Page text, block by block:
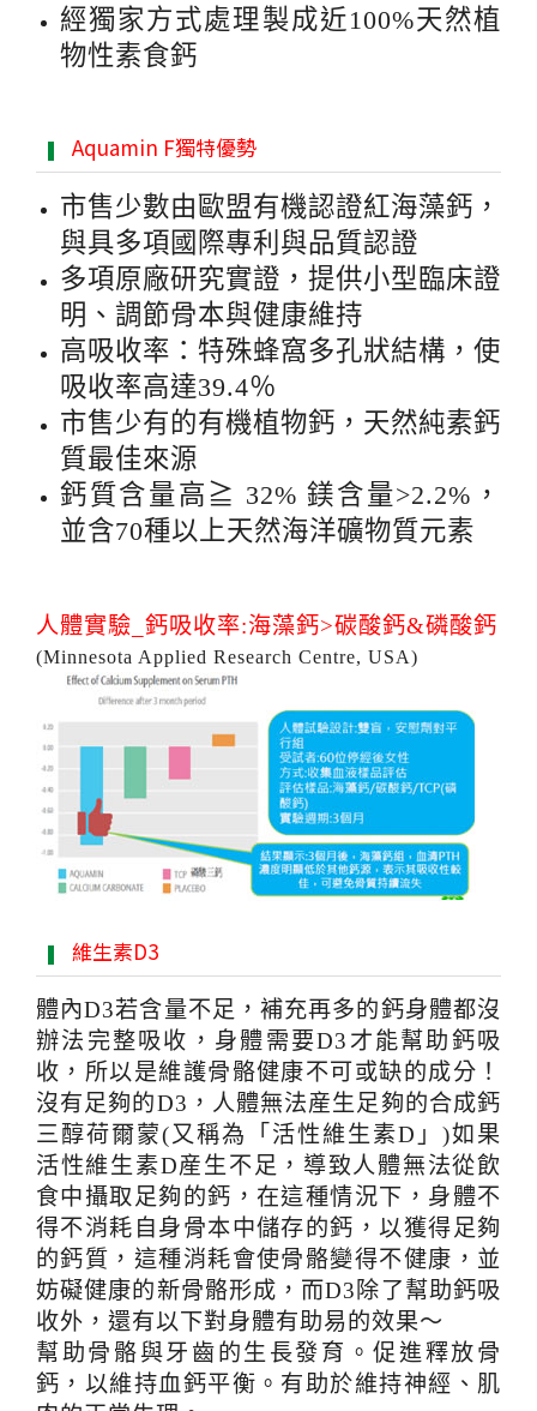
經獨家方式處理製成近100%天然植
物性素食鈣
Aquamin F獨特優勢
市售少數由歐盟有機認證紅海藻鈣，
與具多項國際專利與品質認證
多項原廠研究實證，提供小型臨床證
明、調節骨本與健康維持
高吸收率：特殊蜂窩多孔狀結構，使
吸收率高達39.4％
市售少有的有機植物鈣，天然純素鈣
質最佳來源
鈣質含量高≧ 32% 鎂含量>2.2%，
並含70種以上天然海洋礦物質元素
人體實驗_鈣吸收率:海藻鈣>碳酸鈣&磷酸鈣
(Minnesota Applied Research Centre, USA)
維生素D3
體內D3若含量不足，補充再多的鈣身體都沒
辦法完整吸收，身體需要D3才能幫助鈣吸
收，所以是維護骨骼健康不可或缺的成分！
沒有足夠的D3，人體無法産生足夠的合成鈣
三醇荷爾蒙(又稱為「活性維生素D」)如果
活性維生素D産生不足，導致人體無法從飲
食中攝取足夠的鈣，在這種情況下，身體不
得不消耗自身骨本中儲存的鈣，以獲得足夠
的鈣質，這種消耗會使骨骼變得不健康，並
妨礙健康的新骨骼形成，而D3除了幫助鈣吸
收外，還有以下對身體有助易的效果～
幫助骨骼與牙齒的生長發育。促進釋放骨
鈣，以維持血鈣平衡。有助於維持神經、肌